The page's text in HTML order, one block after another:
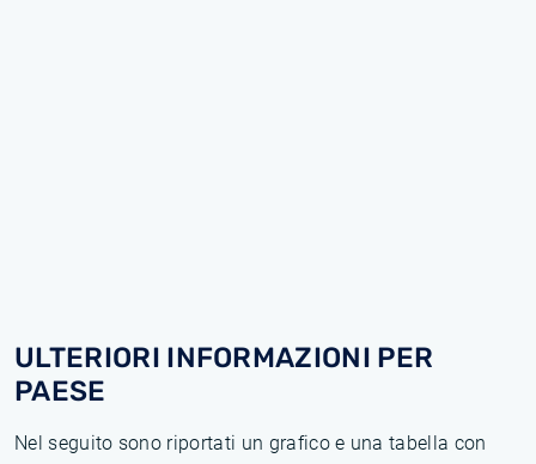
ULTERIORI INFORMAZIONI PER
PAESE
Nel seguito sono riportati un grafico e una tabella con